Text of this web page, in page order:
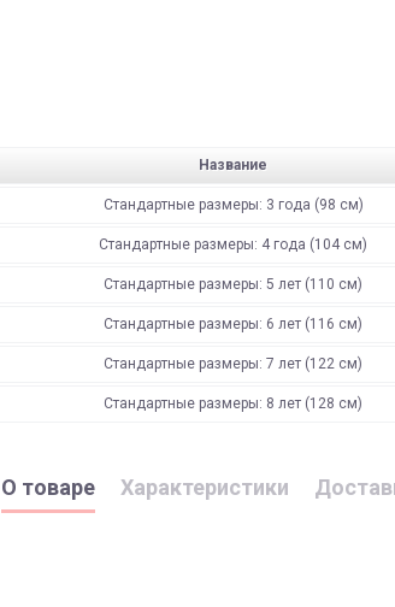
Название
Стандартные размеры: 3 года (98 см)
Стандартные размеры: 4 года (104 см)
Стандартные размеры: 5 лет (110 см)
Стандартные размеры: 6 лет (116 см)
Стандартные размеры: 7 лет (122 см)
Стандартные размеры: 8 лет (128 см)
О товаре Характеристики